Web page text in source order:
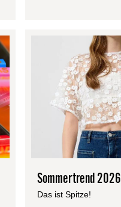
Sommertrend 2026
Das ist Spitze!